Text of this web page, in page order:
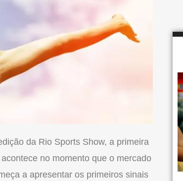
da Rio Sports Show, a primeira
no momento que o mercado
a apresentar os primeiros sinais